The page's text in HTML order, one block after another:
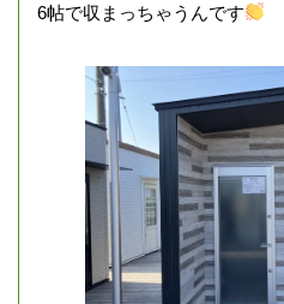
6帖で収まっちゃうんです